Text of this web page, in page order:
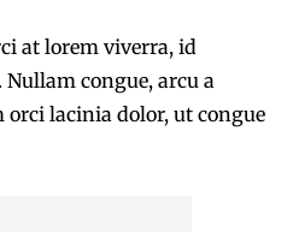
at lorem viverra, id
. Nullam congue, arcu a
orci lacinia dolor, ut congue